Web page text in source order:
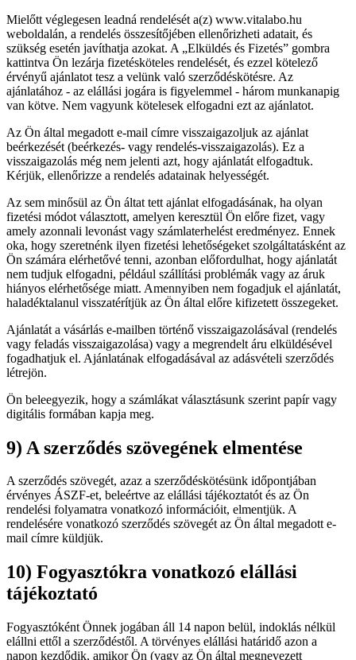
Mielőtt véglegesen leadná rendelését a(z) www.vitalabo.hu
weboldalán, a rendelés összesítőjében ellenőrizheti adatait, és
szükség esetén javíthatja azokat. A „Elküldés és Fizetés” gombra
kattintva Ön lezárja fizetésköteles rendelését, és ezzel kötelező
érvényű ajánlatot tesz a velünk való szerződéskötésre. Az
ajánlatához - az elállási jogára is figyelemmel - három munkanapig
van kötve. Nem vagyunk kötelesek elfogadni ezt az ajánlatot.
Az Ön által megadott e-mail címre visszaigazoljuk az ajánlat
beérkezését (beérkezés- vagy rendelés-visszaigazolás). Ez a
visszaigazolás még nem jelenti azt, hogy ajánlatát elfogadtuk.
Kérjük, ellenőrizze a rendelés adatainak helyességét.
Az sem minősül az Ön áltat tett ajánlat elfogadásának, ha olyan
fizetési módot választott, amelyen keresztül Ön előre fizet, vagy
amely azonnali levonást vagy számlaterhelést eredményez. Ennek
oka, hogy szeretnénk ilyen fizetési lehetőségeket szolgáltatásként az
Ön számára elérhetővé tenni, azonban előfordulhat, hogy ajánlatát
nem tudjuk elfogadni, például szállítási problémák vagy az áruk
hiányos elérhetősége miatt. Amennyiben nem fogadjuk el ajánlatát,
haladéktalanul visszatérítjük az Ön által előre kifizetett összegeket.
Ajánlatát a vásárlás e-mailben történő visszaigazolásával (rendelés
vagy feladás visszaigazolása) vagy a megrendelt áru elküldésével
fogadhatjuk el. Ajánlatának elfogadásával az adásvételi szerződés
létrejön.
Ön beleegyezik, hogy a számlákat választásunk szerint papír vagy
digitális formában kapja meg.
9) A szerződés szövegének elmentése
A szerződés szövegét, azaz a szerződéskötésünk időpontjában
érvényes ÁSZF-et, beleértve az elállási tájékoztatót és az Ön
rendelési folyamatra vonatkozó információit, elmentjük. A
rendelésére vonatkozó szerződés szövegét az Ön által megadott e-
mail címre küldjük.
10) Fogyasztókra vonatkozó elállási
tájékoztató
Fogyasztóként Önnek jogában áll 14 napon belül, indoklás nélkül
elállni ettől a szerződéstől. A törvényes elállási határidő azon a
napon kezdődik, amikor Ön (vagy az Ön által megnevezett